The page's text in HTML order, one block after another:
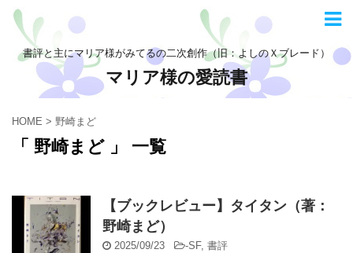
書評と主にマリア様がみてるの二次創作（旧：よしのＸブレード）
マリア様の愛読書
HOME > 野崎まど
「 野崎まど 」 一覧
【ブックレビュー】タイタン（著：
野崎まど）
2025/09/23 -SF, 書評